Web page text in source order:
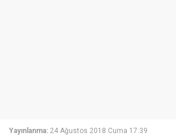
Yayınlanma: 24 Ağustos 2018 Cuma 17:39